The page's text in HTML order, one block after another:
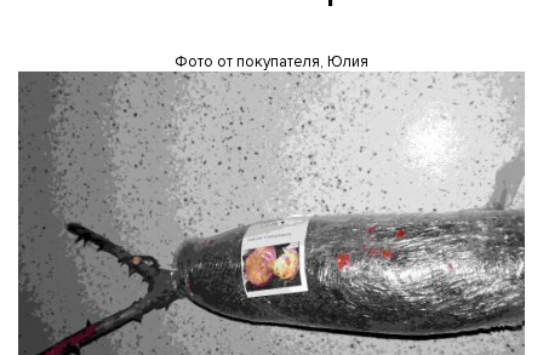
Фото от покупателя, Юлия